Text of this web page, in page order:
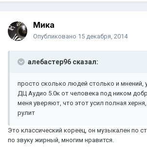
Мика
Опубликовано 15 декабря, 2014
алебастер96 сказал:
просто сколько людей столько и мнений,
ДЦ Аудио 5.0к от человека под ником
меня уверяют, что этот усил полная
рулит
Это классический кореец, он музыкален по
по звуку жирный, многим нравится.